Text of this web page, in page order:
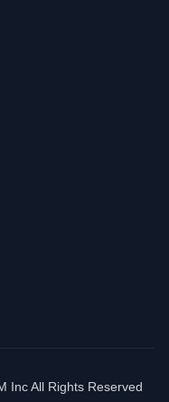
Inc All Rights Reserved